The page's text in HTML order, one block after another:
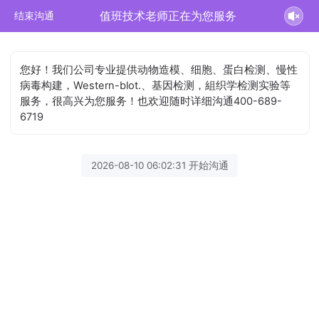
结束沟通 值班技术老师正在为您服务
您好！我们公司专业提供动物造模、细胞、蛋白检测、慢性
病毒构建，Western-blot.、基因检测，組织学检测实验等
服务，很高兴为您服务！也欢迎随时详细沟通400-689-
6719
2026-08-10 06:02:31 开始沟通